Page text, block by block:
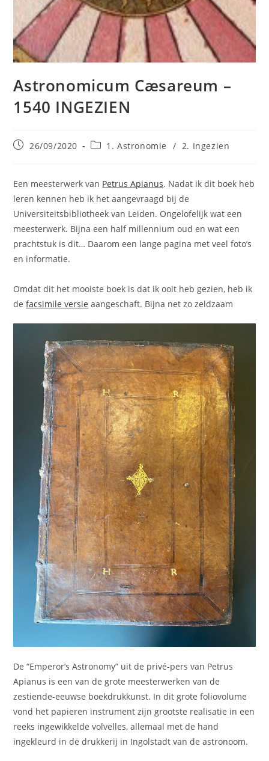
Astronomicum Cæsareum –
1540 INGEZIEN
Bericht26/09/2020 Berichtcategorie:
1. Astronomie / 2. Ingezien
Een meesterwerk van Petrus Apianus. Nadat ik dit boek heb
leren kennen heb ik het aangevraagd bij de
Universiteitsbibliotheek van Leiden. Ongelofelijk wat een
meesterwerk. Bijna een half millennium oud en wat een
prachtstuk is dit… Daarom een lange pagina met veel foto’s
en informatie.
Omdat dit het mooiste boek is dat ik ooit heb gezien, heb ik
defacsimile versie aangeschaft. Bijna net zo zeldzaam
De “Emperor’s Astronomy” uit de privé-pers van Petrus
Apianus is een van de grote meesterwerken van de
zestiende-eeuwse boekdrukkunst. In dit grote foliovolume
vond het papieren instrument zijn grootste realisatie in een
reeks ingewikkelde volvelles, allemaal met de hand
ingekleurd in de drukkerij in Ingolstadt van de astronoom.